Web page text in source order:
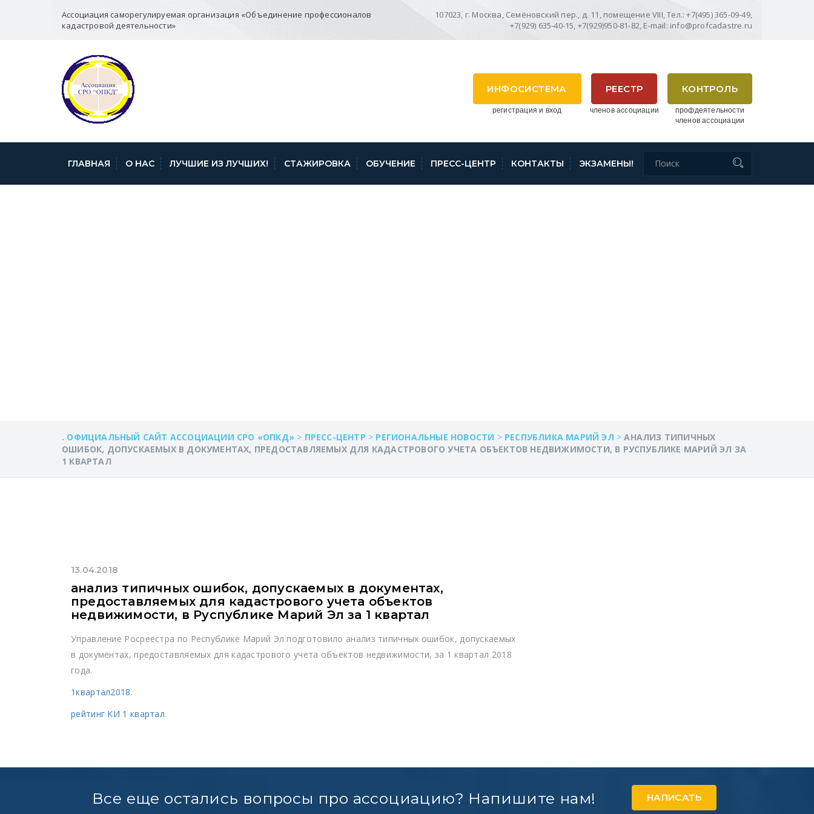
Ассоциация саморегулируемая организация «Объединение профессионалов
кадастровой деятельности»
107023, г. Москва, Семёновский пер., д. 11, помещение VIII, Тел.: +7(495) 365-09-49,
+7(929) 635-40-15, +7(929)950-81-82, E-mail: info@profcadastre.ru
КОНТРОЛЬ
профдеятельности
членов ассоциации
РЕЕСТР
членов ассоциации
ИНФОСИСТЕМА
регистрация и вход
ГЛАВНАЯ О НАС ЛУЧШИЕ ИЗ ЛУЧШИХ! СТАЖИРОВКА ОБУЧЕНИЕ ПРЕСС-ЦЕНТР КОНТАКТЫ ЭКЗАМЕНЫ!
. ОФИЦИАЛЬНЫЙ САЙТ АССОЦИАЦИИ СРО «ОПКД» > ПРЕСС-ЦЕНТР > РЕГИОНАЛЬНЫЕ НОВОСТИ > РЕСПУБЛИКА МАРИЙ ЭЛ >АНАЛИЗ ТИПИЧНЫХ
ОШИБОК, ДОПУСКАЕМЫХ В ДОКУМЕНТАХ, ПРЕДОСТАВЛЯЕМЫХ ДЛЯ КАДАСТРОВОГО УЧЕТА ОБЪЕКТОВ НЕДВИЖИМОСТИ, В РУСПУБЛИКЕ МАРИЙ ЭЛ ЗА
1 КВАРТАЛ
13.04.2018
анализ типичных ошибок, допускаемых в документах,
предоставляемых для кадастрового учета объектов
недвижимости, в Руспублике Марий Эл за 1 квартал
Управление Росреестра по Республике Марий Эл подготовило анализ типичных ошибок, допускаемых
в документах, предоставляемых для кадастрового учета объектов недвижимости, за 1 квартал 2018
года.
1квартал2018.
рейтинг КИ 1 квартал.
Все еще остались вопросы про ассоциацию? Напишите нам! НАПИСАТЬ